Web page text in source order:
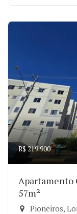
R$ 219.900
Apartamento
57m²
Pioneiros,